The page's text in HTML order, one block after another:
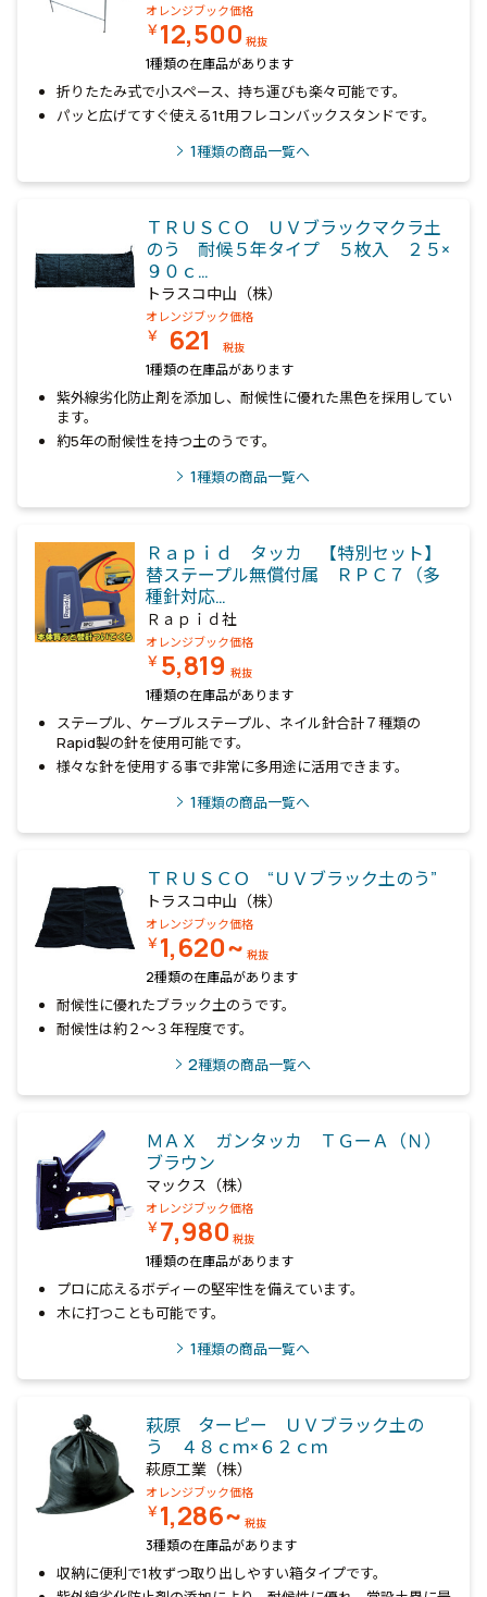
オレンジブック価格
￥12,500 税抜
1種類の在庫品があります
折りたたみ式で小スペース、持ち運びも楽々可能です。
パッと広げてすぐ使える1t用フレコンバックスタンドです。
1種類の商品一覧へ
ＴＲＵＳＣＯ ＵＶブラックマクラ土
のう 耐候５年タイプ ５枚入 ２５×
９０ｃ…
トラスコ中山（株）
オレンジブック価格
￥ 621 税抜
1種類の在庫品があります
紫外線劣化防止剤を添加し、耐候性に優れた黒色を採用してい
ます。
約5年の耐候性を持つ土のうです。
1種類の商品一覧へ
Ｒａｐｉｄ タッカ 【特別セット】
替ステープル無償付属 ＲＰＣ７（多
種針対応…
Ｒａｐｉｄ社
オレンジブック価格
￥ 5,819 税抜
1種類の在庫品があります
ステープル、ケーブルステープル、ネイル針合計７種類の
Rapid製の針を使用可能です。
様々な針を使用する事で非常に多用途に活用できます。
1種類の商品一覧へ
ＴＲＵＳＣＯ “ＵＶブラック土のう”
トラスコ中山（株）
オレンジブック価格
￥1,620~ 税抜
2種類の在庫品があります
耐候性に優れたブラック土のうです。
耐候性は約２～３年程度です。
2種類の商品一覧へ
ＭＡＸ ガンタッカ ＴＧーＡ（Ｎ）
ブラウン
マックス（株）
オレンジブック価格
￥7,980 税抜
1種類の在庫品があります
プロに応えるボディーの堅牢性を備えています。
木に打つことも可能です。
1種類の商品一覧へ
萩原 ターピー ＵＶブラック土の
う ４８ｃｍ×６２ｃｍ
萩原工業（株）
オレンジブック価格
￥1,286~ 税抜
3種類の在庫品があります
収納に便利で1枚ずつ取り出しやすい箱タイプです。